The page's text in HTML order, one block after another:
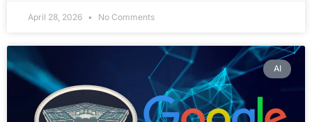
April 28, 2026 No Comments
AI